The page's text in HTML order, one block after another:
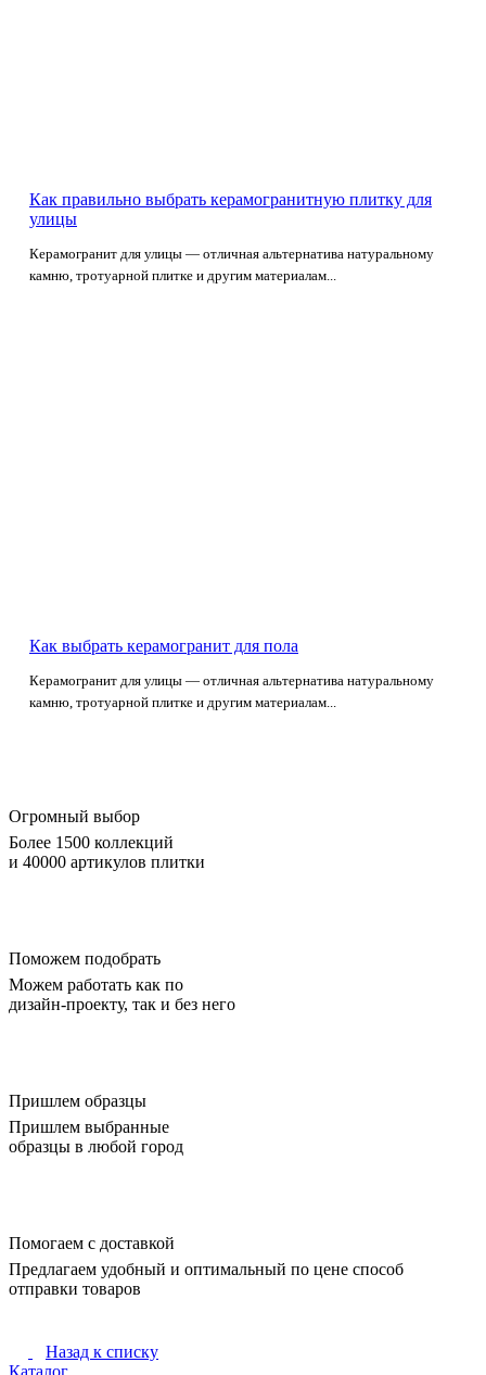
Как правильно выбрать керамогранитную плитку для
улицы
Керамогранит для улицы — отличная альтернатива натуральному
камню, тротуарной плитке и другим материалам...
Как выбрать керамогранит для пола
Керамогранит для улицы — отличная альтернатива натуральному
камню, тротуарной плитке и другим материалам...
Огромный выбор
Более 1500 коллекций
и 40000 артикулов плитки
Поможем подобрать
Можем работать как по
дизайн-проекту, так и без него
Пришлем образцы
Пришлем выбранные
образцы в любой город
Помогаем с доставкой
Предлагаем удобный и оптимальный по цене способ
отправки товаров
Назад к списку
Каталог